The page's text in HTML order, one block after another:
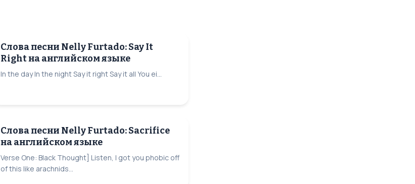
Слова песни Nelly Furtado: Say It
Right на английском языке
In the day In the night Say it right Say it all You ei...
Слова песни Nelly Furtado: Sacrifice
на английском языке
Verse One: Black Thought] Listen, I got you phobic off
of this like arachnids...